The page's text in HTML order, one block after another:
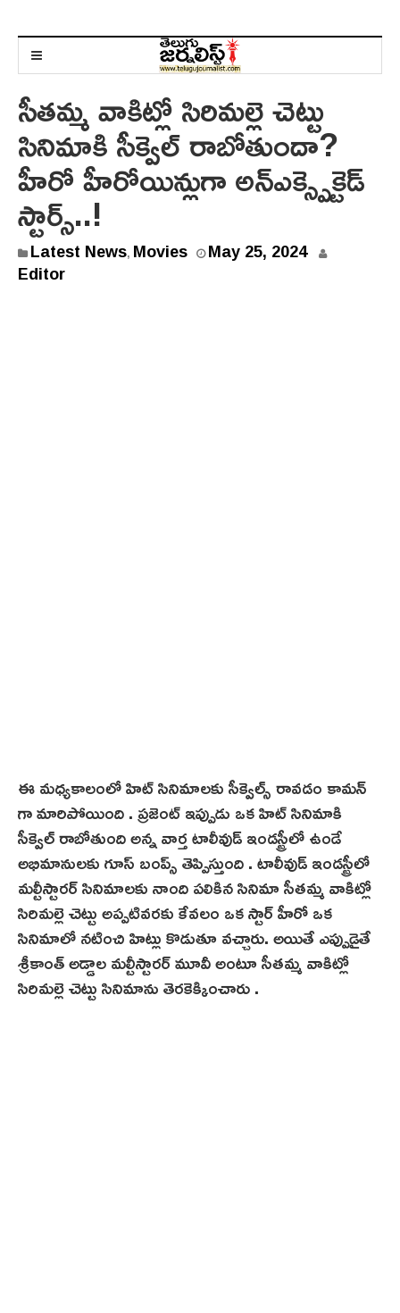
సీతమ్మ వాకిట్లో సిరిమల్లె చెట్టు
సినిమాకి సీక్వెల్ రాబోతుందా?
హీరో హీరోయిన్లుగా అన్ఎక్స్పెక్టెడ్
స్టార్స్..!
Latest News, Movies May 25, 2024
Editor
ఈ మధ్యకాలంలో హిట్ సినిమాలకు సీక్వెల్స్ రావడం కామన్
గా మారిపోయింది . ప్రజెంట్ ఇప్పుడు ఒక హిట్ సినిమాకి
సీక్వెల్ రాబోతుంది అన్న వార్త టాలీవుడ్ ఇండస్ట్రీలో ఉండే
అభిమానులకు గూస్ బంప్స్ తెప్పిస్తుంది . టాలీవుడ్ ఇండస్ట్రీలో
మల్టీస్టారర్ సినిమాలకు నాంది పలికిన సినిమా సీతమ్మ వాకిట్లో
సిరిమల్లె చెట్టు అప్పటివరకు కేవలం ఒక స్టార్ హీరో ఒక
సినిమాలో నటించి హిట్లు కొడుతూ వచ్చారు. అయితే ఎప్పుడైతే
శ్రీకాంత్ అడ్డాల మల్టీస్టారర్ మూవీ అంటూ సీతమ్మ వాకిట్లో
సిరిమల్లె చెట్టు సినిమాను తెరకెక్కించారు .